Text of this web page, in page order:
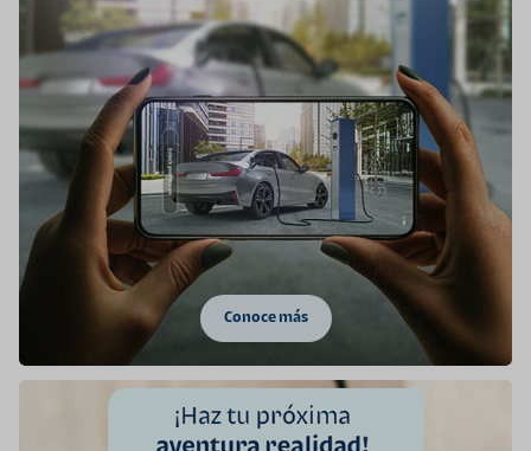
Conoce más